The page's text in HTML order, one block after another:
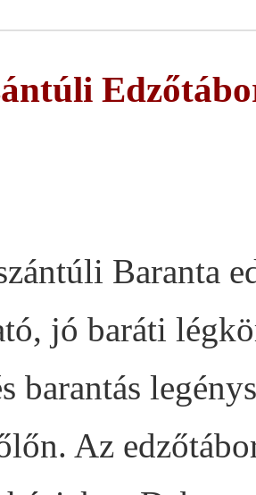
Baranta
jó baráti
barantás
Az